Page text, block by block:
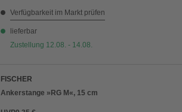
Verfügbarkeit im Markt prüfen
lieferbar
Zustellung 12.08. - 14.08.
FISCHER
Ankerstange »RG M«, 15 cm